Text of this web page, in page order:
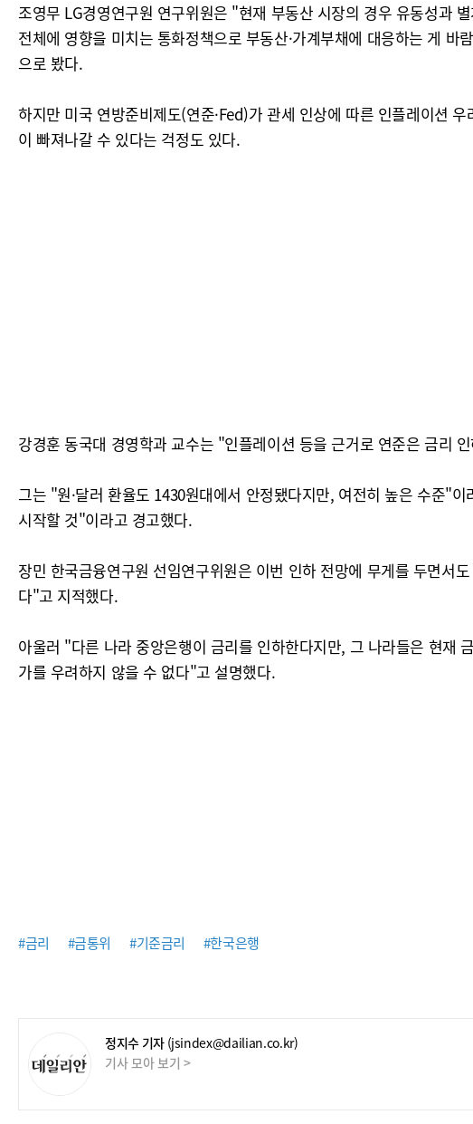
조영무 LG경영연구원 연구위원은 "현재 부동산 시장의 경우 유동성과
전체에 영향을 미치는 통화정책으로 부동산·가계부채에 대응하는 게
으로 봤다.
하지만 미국 연방준비제도(연준·Fed)가 관세 인상에 따른 인플레이션
이 빠져나갈 수 있다는 걱정도 있다.
강경훈 동국대 경영학과 교수는 "인플레이션 등을 근거로 연준은 금리
그는 "원·달러 환율도 1430원대에서 안정됐다지만, 여전히 높은 수준"
시작할 것"이라고 경고했다.
장민 한국금융연구원 선임연구위원은 이번 인하 전망에 무게를 두면서
다"고 지적했다.
아울러 "다른 나라 중앙은행이 금리를 인하한다지만, 그 나라들은 현재
가를 우려하지 않을 수 없다"고 설명했다.
#금리 #금통위 #기준금리 #한국은행
정지수 기자 (jsindex@dailian.co.kr)
기사 모아 보기 >